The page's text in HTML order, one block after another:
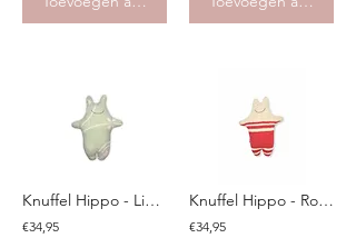
Knuffel Hippo - Lichtgroen wit
€34,95
Knuffel Hippo - Rood beige
€34,95